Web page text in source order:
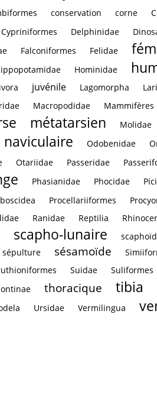
conservation corne
Cypriniformes Delphinidae
Falconiformes Felidae
Hominidae
juvénile Lagomorpha
Macropodidae Mammifères
métatarsien Molidae
naviculaire Odobenidae
Otariidae Passeridae
Phasianidae Phocidae
Procellariiformes
Ranidae Reptilia
scapho-lunaire
sépulture sésamoïde
Suidae Suliformes
thoracique tibia
Ursidae Vermilingua